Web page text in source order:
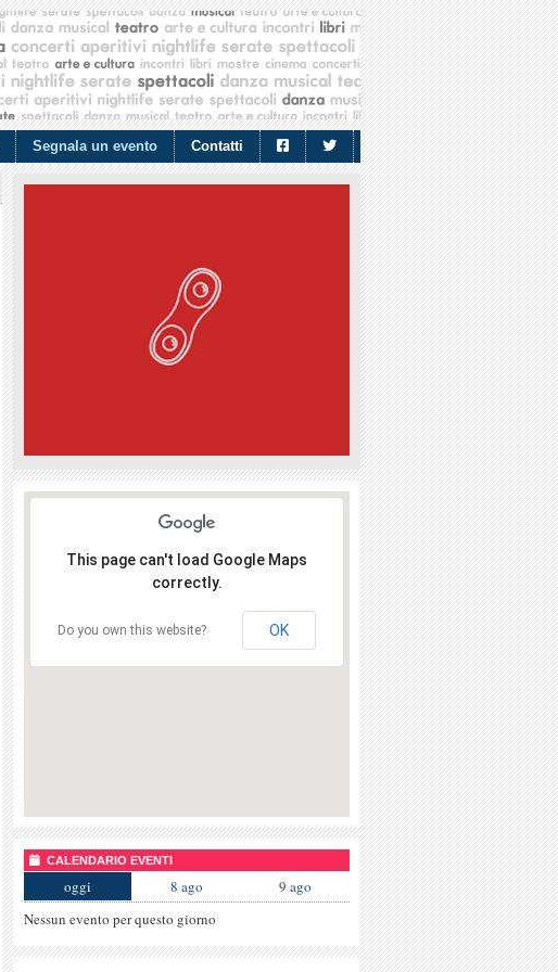
Segnala un evento Contatti
This page can't load Google Maps
correctly.
Do you own this website? OK
CALENDARIO EVENTI
oggi 8 ago
9 ago
Nessun evento per questo giorno